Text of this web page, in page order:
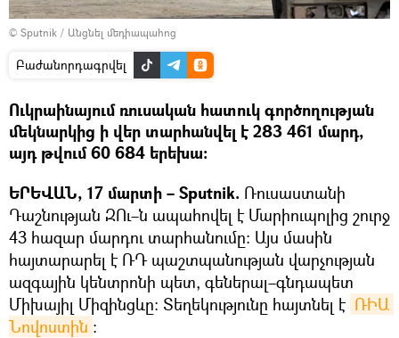
© Sputnik / Անցնել մեդիապահոց
Բաժանորդագրվել
Ուկրաինայում ռուսական հատուկ գործողության
մեկնարկից ի վեր տարհանվել է 283 461 մարդ,
այդ թվում 60 684 երեխա։
ԵՐԵՎԱՆ, 17 մարտի – Sputnik. Ռուսաստանի
Դաշնության ԶՈւ–ն ապահովել է Մարիուպոլից շուրջ
43 հազար մարդու տարհանումը։ Այս մասին
հայտարարել է ՌԴ պաշտպանության վարչության
ազգային կենտրոնի պետ, գեներալ–գնդապետ
Միխայիլ Միզինցևը։ Տեղեկությունը հայտնել է ՌԻԱ
Նովոստին ։